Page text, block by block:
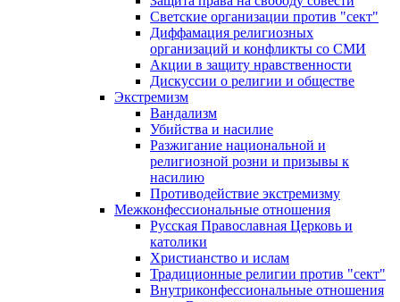
Светские организации против "сект"
Диффамация религиозных
организаций и конфликты со СМИ
Акции в защиту нравственности
Дискуссии о религии и обществе
Экстремизм
Вандализм
Убийства и насилие
Разжигание национальной и
религиозной розни и призывы к
насилию
Противодействие экстремизму
Межконфессиональные отношения
Русская Православная Церковь и
католики
Христианство и ислам
Традиционные религии против "сект"
Внутриконфессиональные отношения